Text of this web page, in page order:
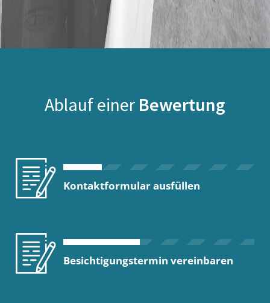
Ablauf einer Bewertung
Kontaktformular ausfüllen
Besichtigungstermin vereinbaren